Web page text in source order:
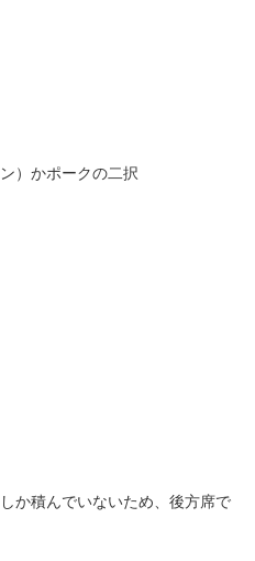
）かポークの二択
か積んでいないため、後方席で